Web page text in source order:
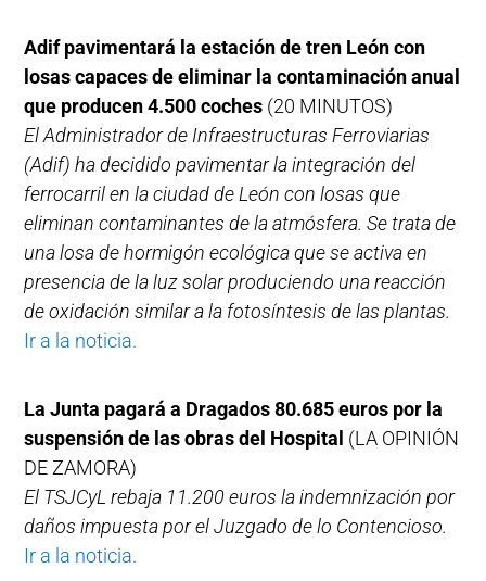
Adif pavimentará la estación de tren León con
losas capaces de eliminar la contaminación anual
que producen 4.500 coches (20 MINUTOS)
El Administrador de Infraestructuras Ferroviarias
(Adif) ha decidido pavimentar la integración del
ferrocarril en la ciudad de León con losas que
eliminan contaminantes de la atmósfera. Se trata de
una losa de hormigón ecológica que se activa en
presencia de la luz solar produciendo una reacción
de oxidación similar a la fotosíntesis de las plantas.
Ir a la noticia.
La Junta pagará a Dragados 80.685 euros por la
suspensión de las obras del Hospital (LA OPINIÓN
DE ZAMORA)
El TSJCyL rebaja 11.200 euros la indemnización por
daños impuesta por el Juzgado de lo Contencioso.
Ir a la noticia.